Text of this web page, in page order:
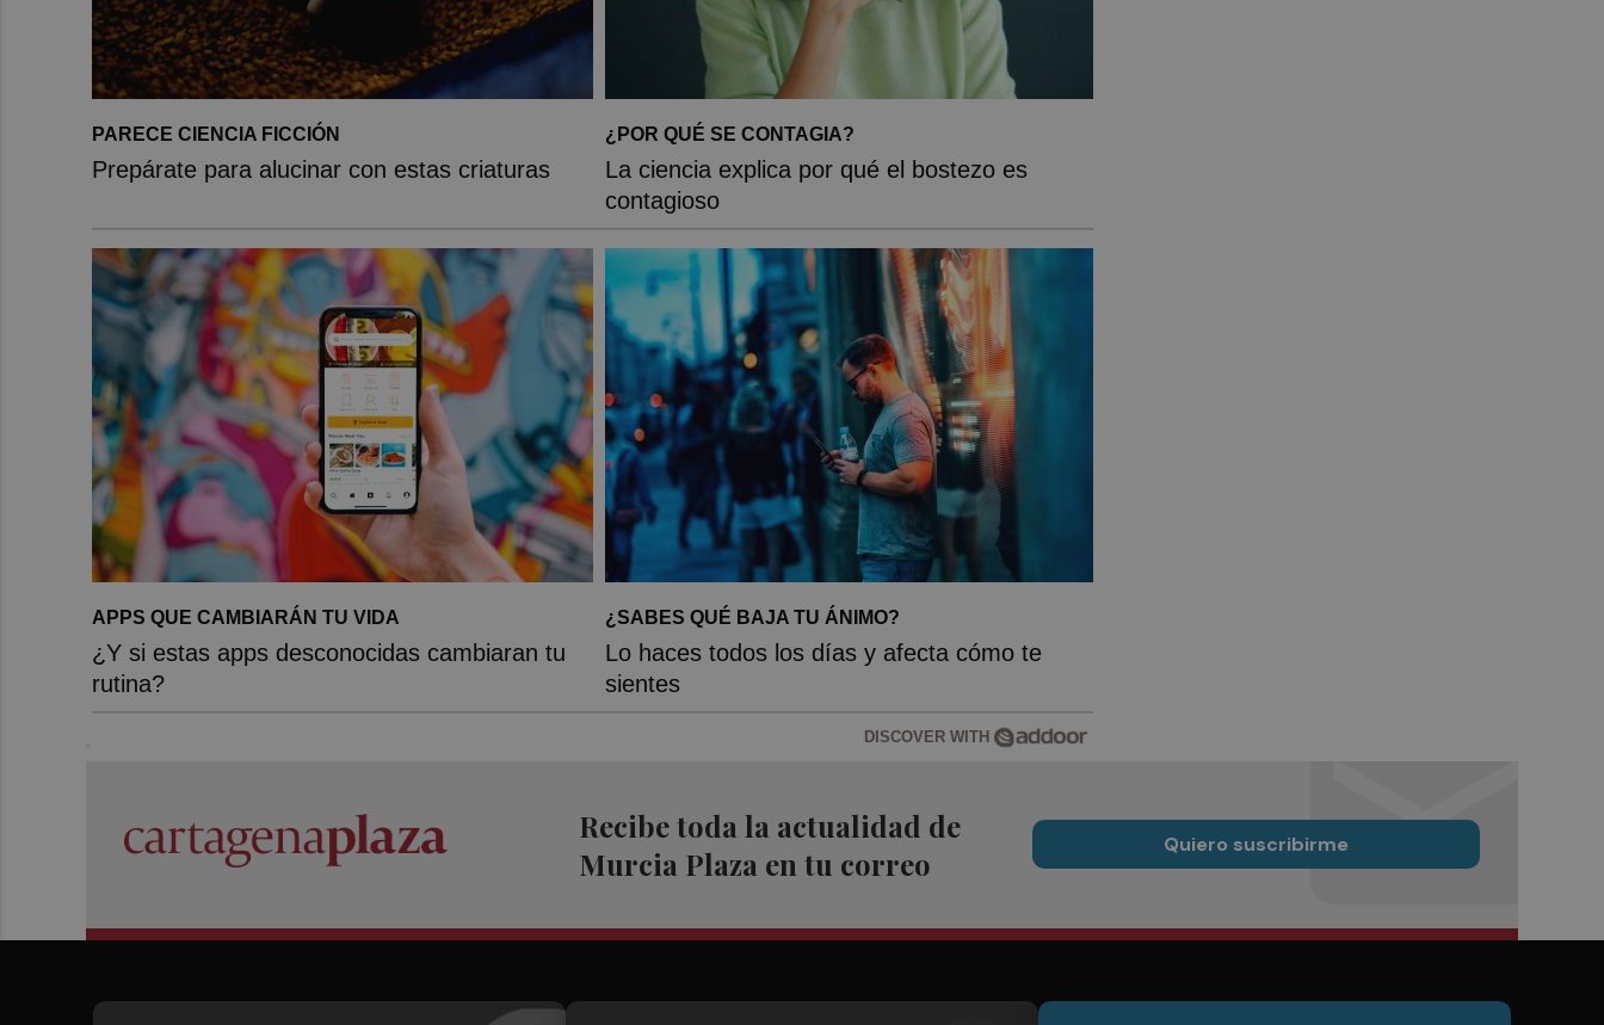
PARECE CIENCIA FICCIÓN
Prepárate para alucinar con estas criaturas
¿POR QUÉ SE CONTAGIA?
La ciencia explica por qué el bostezo es
contagioso
APPS QUE CAMBIARÁN TU VIDA
¿Y si estas apps desconocidas cambiaran tu
rutina?
¿SABES QUÉ BAJA TU ÁNIMO?
Lo haces todos los días y afecta cómo te
sientes
DISCOVER WITH
Recibe toda la actualidad de
Murcia Plaza en tu correo
Quiero suscribirme